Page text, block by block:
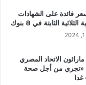
فائدة على الشهادات
الثابتة في 8 بنوك
الاتحاد المصري
«نجري من أجل صحة